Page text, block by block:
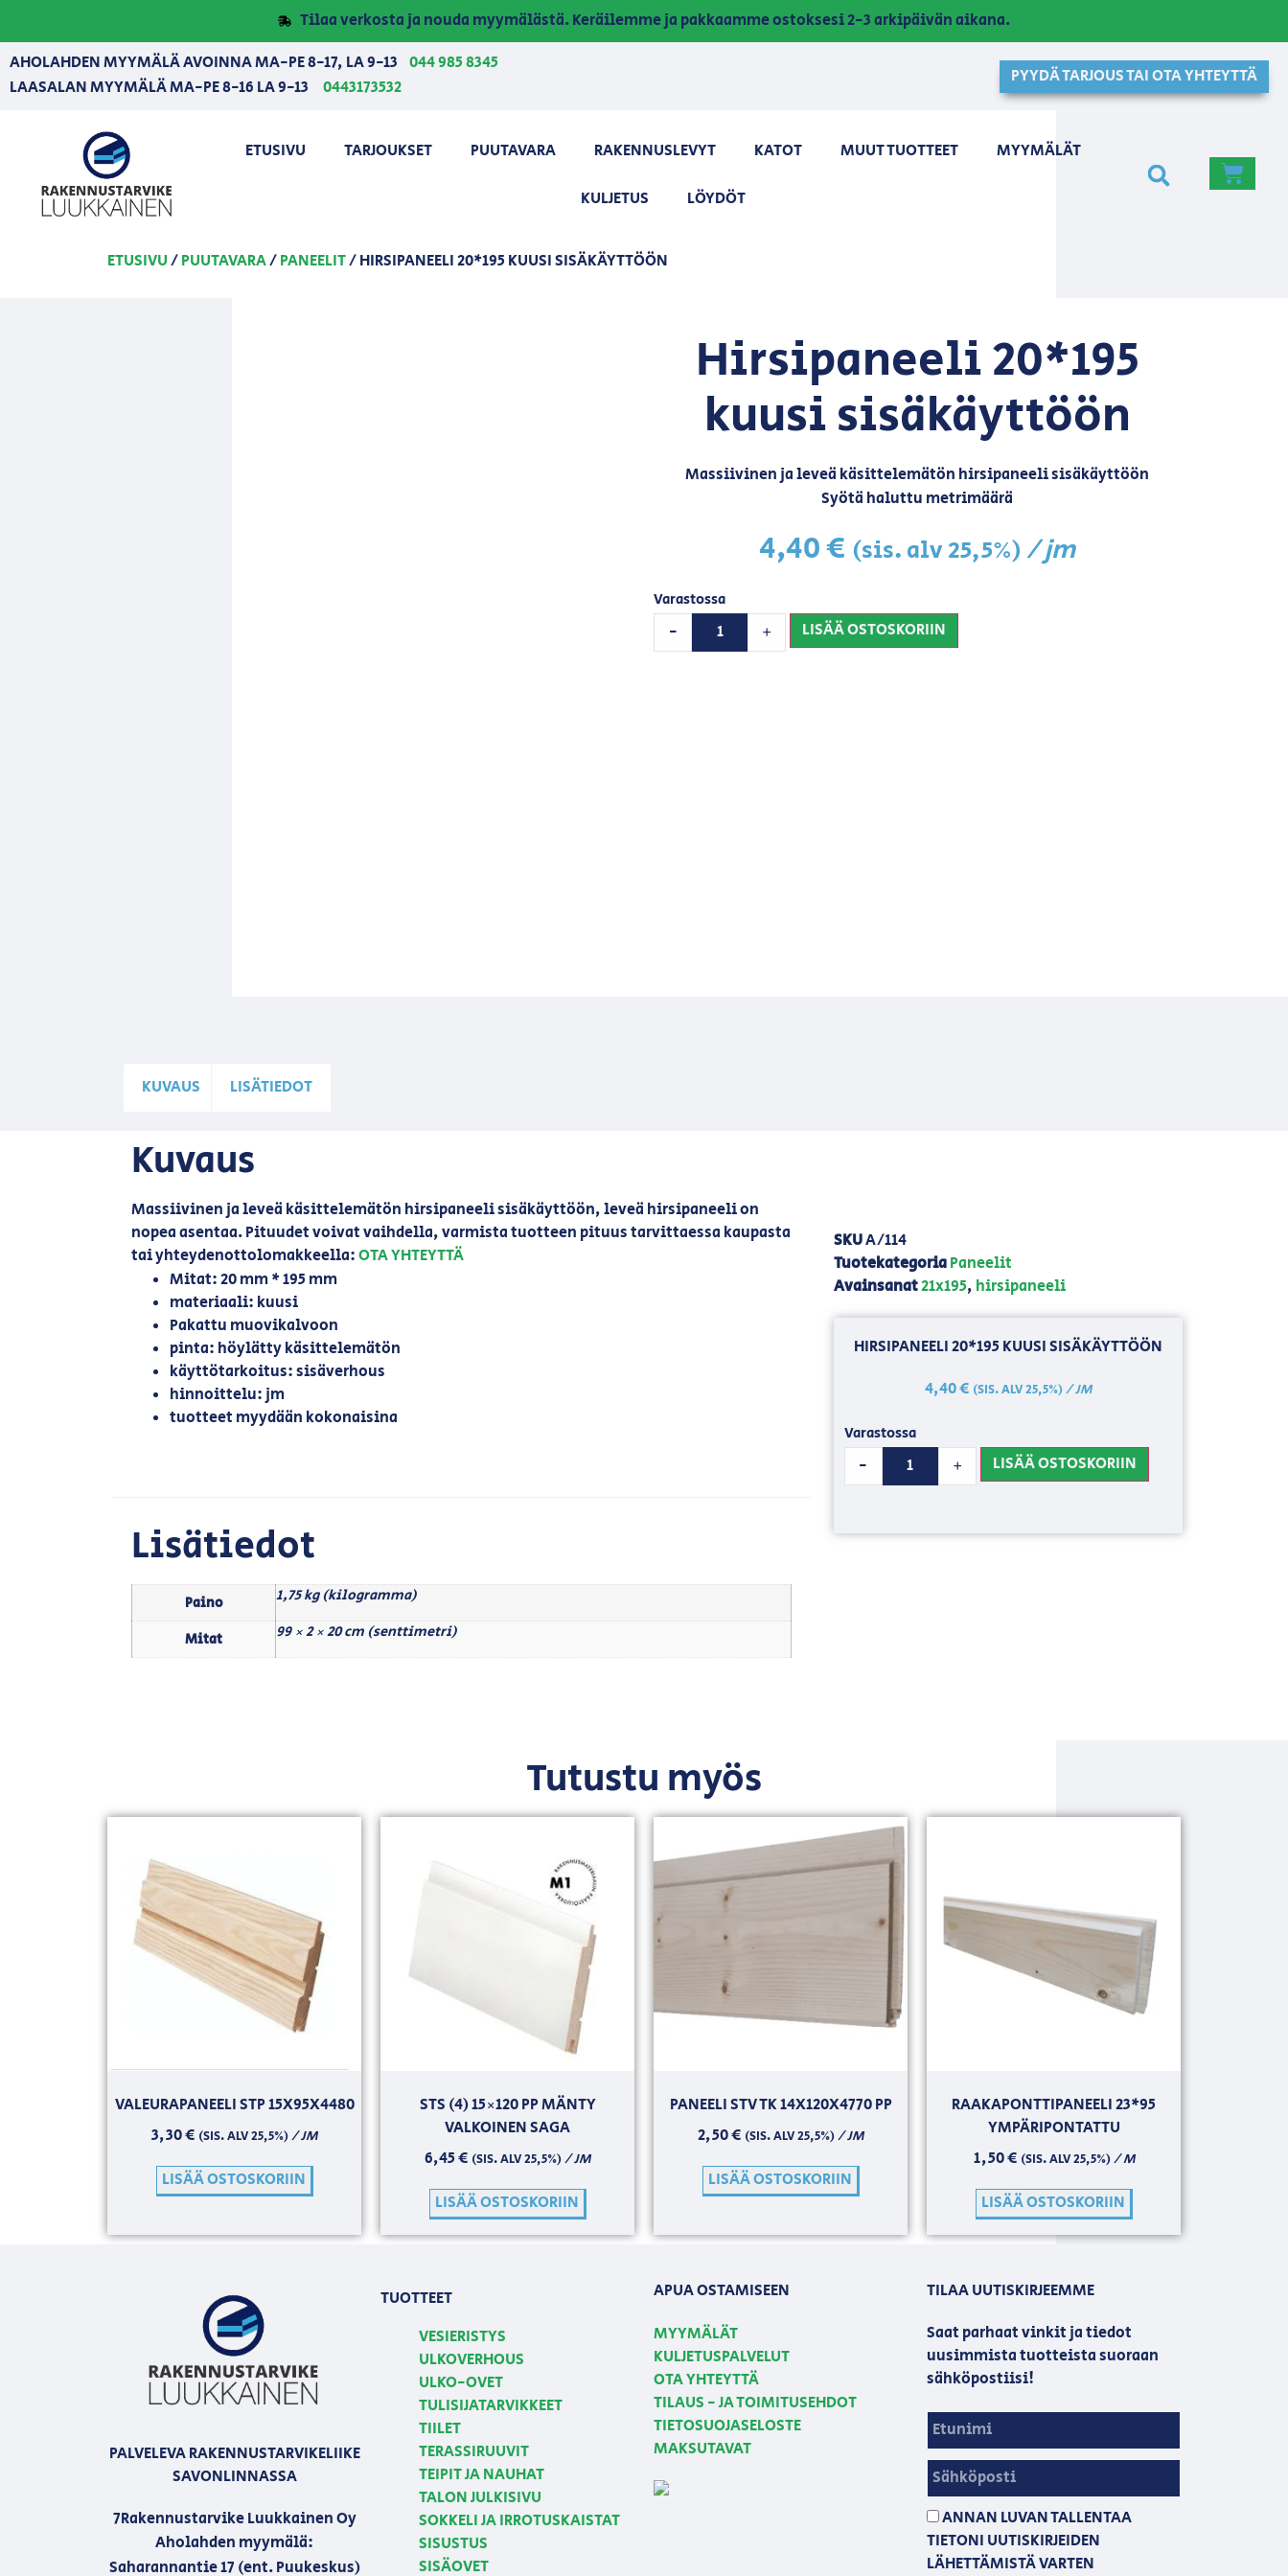
Tilaa verkosta ja nouda myymälästä. Keräilemme ja pakkaamme ostoksesi 2-3 arkipäivän aikana.
AHOLAHDEN MYYMÄLÄ AVOINNA MA-PE 8-17, LA 9-13 044 985 8345
LAASALAN MYYMÄLÄ MA-PE 8-16 LA 9-13
0443173532
PYYDÄ TARJOUS TAI OTA YHTEYTTÄ
ETUSIVU TARJOUKSET PUUTAVARA RAKENNUSLEVYT KATOT MUUT TUOTTEET MYYMÄLÄT
KULJETUS LÖYDÖT
ETUSIVU/PUUTAVARA/PANEELIT/ HIRSIPANEELI 20*195 KUUSI SISÄKÄYTTÖÖN
Hirsipaneeli 20*195
kuusi sisäkäyttöön
Massiivinen ja leveä käsittelemätön hirsipaneeli sisäkäyttöön
Syötä haluttu metrimäärä
4,40€ (sis. alv 25,5%)/ jm
Varastossa
- + LISÄÄ OSTOSKORIIN
KUVAUS LISÄTIEDOT
Kuvaus
Massiivinen ja leveä käsittelemätön hirsipaneeli sisäkäyttöön, leveä hirsipaneeli on
nopea asentaa. Pituudet voivat vaihdella, varmista tuotteen pituus tarvittaessa kaupasta
tai yhteydenottolomakkeella:OTA YHTEYTTÄ
Mitat: 20 mm * 195 mm
materiaali: kuusi
Pakattu muovikalvoon
pinta: höylätty käsittelemätön
käyttötarkoitus: sisäverhous
hinnoittelu: jm
tuotteet myydään kokonaisina
Lisätiedot
Paino 1,75 kg (kilogramma)
Mitat 99 × 2 × 20 cm (senttimetri)
SKUA/114
TuotekategoriaPaneelit
Avainsanat21x195, hirsipaneeli
HIRSIPANEELI 20*195 KUUSI SISÄKÄYTTÖÖN
4,40€ (SIS. ALV 25,5%)/ JM
Varastossa
- + LISÄÄ OSTOSKORIIN
Tutustu myös
VALEURAPANEELI STP 15X95X4480
3,30€ (SIS. ALV 25,5%)/ JM
LISÄÄ OSTOSKORIIN
STS (4) 15×120 PP MÄNTY
VALKOINEN SAGA
6,45€ (SIS. ALV 25,5%)/ JM
LISÄÄ OSTOSKORIIN
PANEELI STV TK 14X120X4770 PP
2,50€ (SIS. ALV 25,5%)/ JM
LISÄÄ OSTOSKORIIN
RAAKAPONTTIPANEELI 23*95
YMPÄRIPONTATTU
1,50€ (SIS. ALV 25,5%)/ M
LISÄÄ OSTOSKORIIN
PALVELEVA RAKENNUSTARVIKELIIKE
SAVONLINNASSA
7Rakennustarvike Luukkainen Oy
Aholahden myymälä:
Saharannantie 17 (ent. Puukeskus)
TUOTTEET
VESIERISTYS
ULKOVERHOUS
ULKO-OVET
TULISIJATARVIKKEET
TIILET
TERASSIRUUVIT
TEIPIT JA NAUHAT
TALON JULKISIVU
SOKKELI JA IRROTUSKAISTAT
SISUSTUS
SISÄOVET
APUA OSTAMISEEN
MYYMÄLÄT
KULJETUSPALVELUT
OTA YHTEYTTÄ
TILAUS - JA TOIMITUSEHDOT
TIETOSUOJASELOSTE
MAKSUTAVAT
TILAA UUTISKIRJEEMME
Saat parhaat vinkit ja tiedot
uusimmista tuotteista suoraan
sähköpostiisi!
ANNAN LUVAN TALLENTAA
TIETONI UUTISKIRJEIDEN
LÄHETTÄMISTÄ VARTEN